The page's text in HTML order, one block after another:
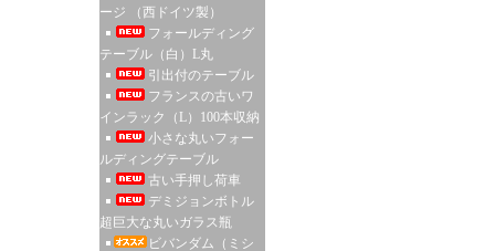
ージ （西ドイツ製）
フォールディング
テーブル（白）L丸
引出付のテーブル
フランスの古いワ
インラック（L）100本収納
小さな丸いフォー
ルディングテーブル
古い手押し荷車
デミジョンボトル
超巨大な丸いガラス瓶
ビバンダム（ミシ